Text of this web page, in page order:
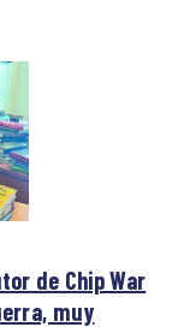
de Chip War
muy